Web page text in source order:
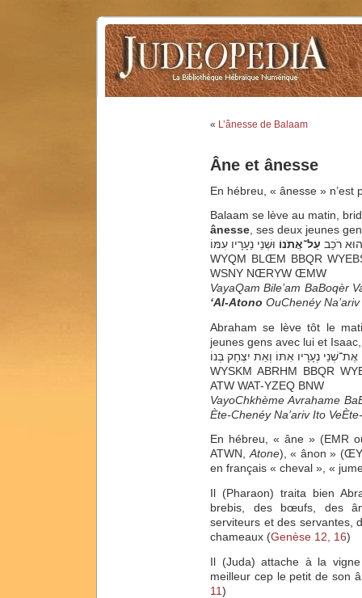
« L’ânesse de Balaam
Âne et ânesse
En hébreu, « ânesse » n’est
Balaam se lève au matin,
ânesse , ses deux jeunes
רֹכֵב עַל־אֲתֹנוֹ וּשְׁנֵי נַעָרָיו עִמּוֹ
WYQM BLŒM BBQR
WSNY NŒRYW ŒMW
VayaQam Bile’am BaBoqèr
‘Al-Atono OuChenéy Na’ariv
Abraham se lève tôt le
jeunes gens avec lui et
אֶת־שְׁנֵי נְעָרָיו אִתּוֹ וְאֵת יִצְחָק בְּנוֹ
WYSKM ABRHM BBQR
ATW WAT-YZEQ BNW
VayoChkhème Avrahame
Ète-Chenéy Na’ariv Ito
En hébreu, « âne » (EMR
ATWN,Atone), « ânon »
en français « cheval », «
Il (Pharaon) traita bien
chameaux (Genèse 12, 16)
11)